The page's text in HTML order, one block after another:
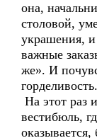
она,
столовой,
украшения, и
важные
же». И
горделивость.
На этот раз
вестибюль,